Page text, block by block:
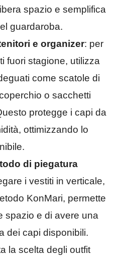
spazio e semplifica
guardaroba.
e organizer: per
fuori stagione, utilizza
come scatole di
o sacchetti
protegge i capi da
ottimizzando lo
di piegatura
i vestiti in verticale,
KonMari, permette
spazio e di avere una
dei capi disponibili.
la scelta degli outfit